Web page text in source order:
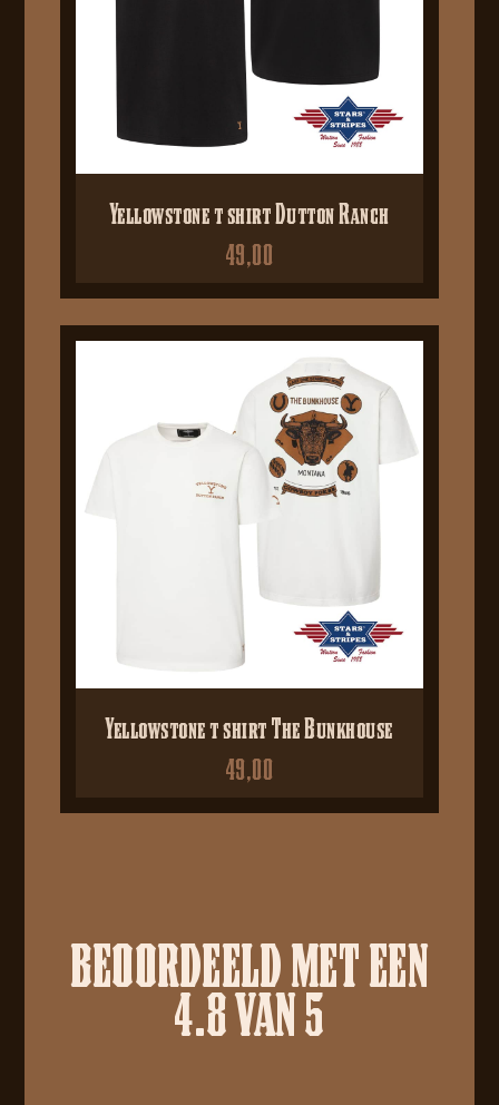
Yellowstone t shirt Dutton Ranch
49,00
Yellowstone t shirt The Bunkhouse
49,00
BEOORDEELD MET EEN
4.8 VAN 5